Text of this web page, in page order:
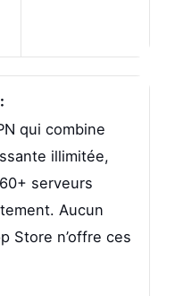
qui combine
illimitée,
serveurs
Aucun
Store n’offre ces